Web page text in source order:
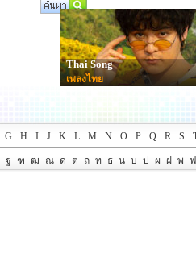
Thai Song
เพลงไทย
G H I J K L M N O P Q R S
ฐ ฑ ฒ ณ ด ต ถ ท ธ น บ ป ผ ฝ พ ฟ